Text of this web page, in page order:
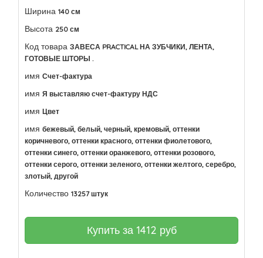
Ширина 140 см
Высота 250 см
Код товара ЗАВЕСА PRACTICAL НА ЗУБЧИКИ, ЛЕНТА,
ГОТОВЫЕ ШТОРЫ .
имя Счет-фактура
имя Я выставляю счет-фактуру НДС
имя Цвет
имя бежевый, белый, черный, кремовый, оттенки
коричневого, оттенки красного, оттенки фиолетового,
оттенки синего, оттенки оранжевого, оттенки розового,
оттенки серого, оттенки зеленого, оттенки желтого, серебро,
злотый, другой
Количество 13257 штук
Купить за 1412 руб